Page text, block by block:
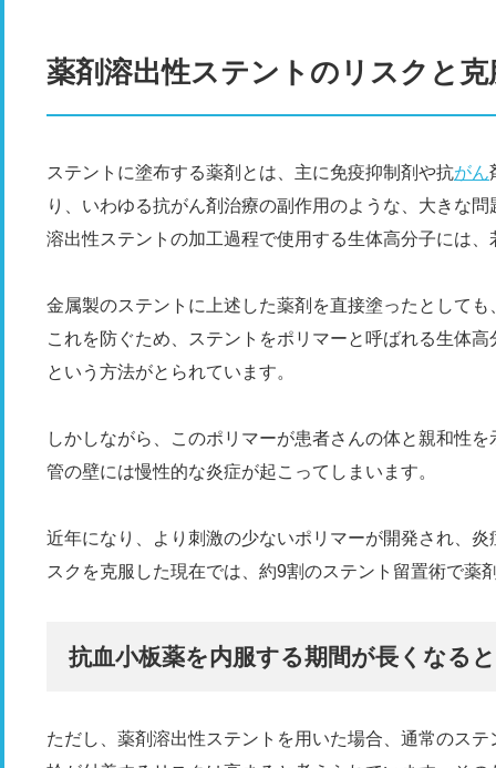
薬剤溶出性ステントのリスクと克
ステントに塗布する薬剤とは、主に免疫抑制剤や抗がん
り、いわゆる抗がん剤治療の副作用のような、大きな
溶出性ステントの加工過程で使用する生体高分子には
金属製のステントに上述した薬剤を直接塗ったとして
これを防ぐため、ステントをポリマーと呼ばれる生体
という方法がとられています。
しかしながら、このポリマーが患者さんの体と親和性
管の壁には慢性的な炎症が起こってしまいます。
近年になり、より刺激の少ないポリマーが開発され、
スクを克服した現在では、約9割のステント留置術で薬
抗血小板薬を内服する期間が長くなる
ただし、薬剤溶出性ステントを用いた場合、通常のス